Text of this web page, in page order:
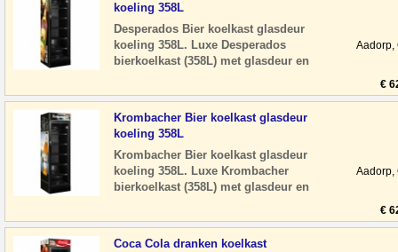
koeling 358L
Desperados Bier koelkast glasdeur
koeling 358L. Luxe Desperados
bierkoelkast (358L) met glasdeur en
ideaal voo
Aadorp,
€
Krombacher Bier koelkast glasdeur
koeling 358L
Krombacher Bier koelkast glasdeur
koeling 358L. Luxe Krombacher
bierkoelkast (358L) met glasdeur en
ideaal voo
Aadorp,
€
Coca Cola dranken koelkast